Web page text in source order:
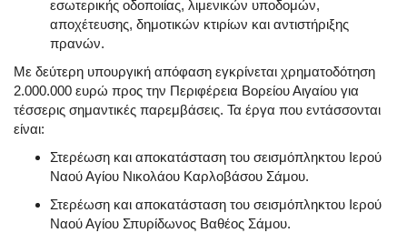
εσωτερικής οδοποιίας, λιμενικών υποδομών,
αποχέτευσης, δημοτικών κτιρίων και αντιστήριξης
πρανών.
Με δεύτερη υπουργική απόφαση εγκρίνεται χρηματοδότηση
2.000.000 ευρώ προς την Περιφέρεια Βορείου Αιγαίου για
τέσσερις σημαντικές παρεμβάσεις. Τα έργα που εντάσσονται
είναι:
Στερέωση και αποκατάσταση του σεισμόπληκτου Ιερού
Ναού Αγίου Νικολάου Καρλοβάσου Σάμου.
Στερέωση και αποκατάσταση του σεισμόπληκτου Ιερού
Ναού Αγίου Σπυρίδωνος Βαθέος Σάμου.